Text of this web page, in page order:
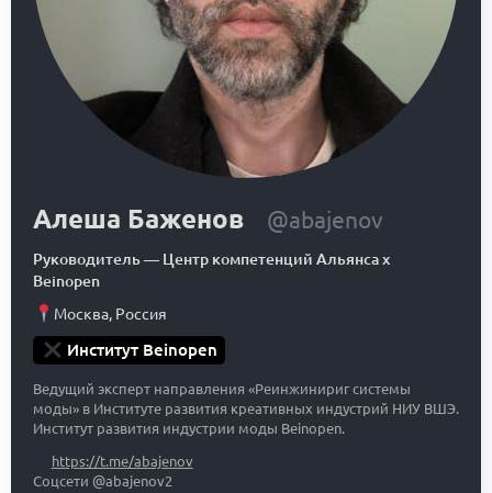
Алеша Баженов @abajenov
Руководитель— Центр компетенций Альянса x
Beinopen
Москва, Россия
Институт Beinopen
Ведущий эксперт направления «Реинжинириг системы
моды» в Институте развития креативных индустрий НИУ ВШЭ.
Институт развития индустрии моды Beinopen.
https://t.me/abajenov
Соцсети @abajenov2